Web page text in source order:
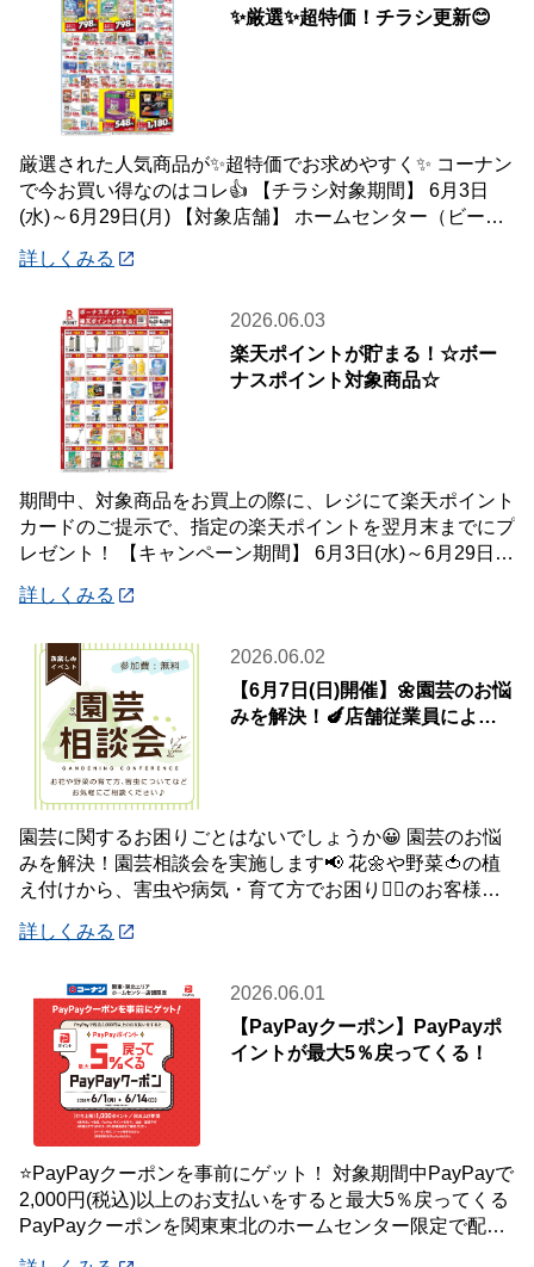
✨厳選✨超特価！チラシ更新😊
厳選された人気商品が✨超特価でお求めやすく✨ コーナン
で今お買い得なのはコレ👍 【チラシ対象期間】 6月3日
(水)～6月29日(月) 【対象店舗】 ホームセンター（ビーバ
詳しくみる
2026.06.03
楽天ポイントが貯まる！☆ボー
ナスポイント対象商品☆
期間中、対象商品をお買上の際に、レジにて楽天ポイント
カードのご提示で、指定の楽天ポイントを翌月末までにプ
レゼント！ 【キャンペーン期間】 6月3日(水)～6月29日
詳しくみる
2026.06.02
【6月7日(日)開催】🌼園芸のお悩
みを解決！🍆店舗従業員による
園芸に関するお困りごとはないでしょうか😀 園芸のお悩
みを解決！園芸相談会を実施します📢 花🌼や野菜🍅の植
え付けから、害虫や病気・育て方でお困り😮‍💨のお客様の
詳しくみる
2026.06.01
【PayPayクーポン】PayPayポ
イントが最大5％戻ってくる！
⭐PayPayクーポンを事前にゲット！ 対象期間中PayPayで
2,000円(税込)以上のお支払いをすると最大5％戻ってくる
PayPayクーポンを関東東北のホームセンター限定で配布